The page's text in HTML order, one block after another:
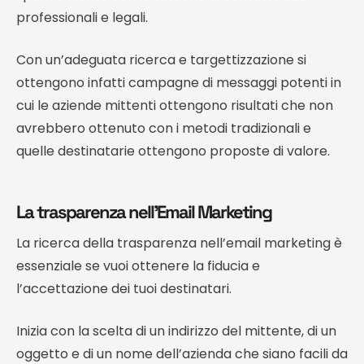
professionali e legali.
Con un’adeguata ricerca e targettizzazione si
ottengono infatti campagne di messaggi potenti in
cui le aziende mittenti ottengono risultati che non
avrebbero ottenuto con i metodi tradizionali e
quelle destinatarie ottengono proposte di valore.
La trasparenza nell’Email Marketing
La ricerca della trasparenza nell’email marketing è
essenziale se vuoi ottenere la fiducia e
l’accettazione dei tuoi destinatari.
Inizia con la scelta di un indirizzo del mittente, di un
oggetto e di un nome dell’azienda che siano facili da